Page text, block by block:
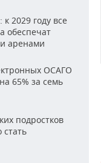
2029 году все
обеспечат
аренами
ОСАГО
65% за семь
подростков